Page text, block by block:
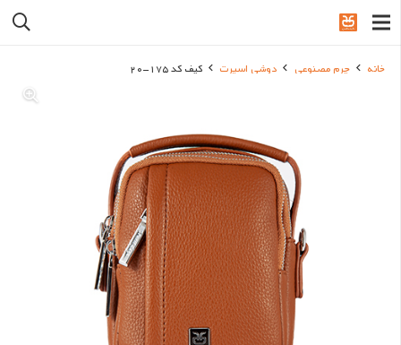
خانه چرم مصنوعی دوشی اسپرت کیف کد 175-20